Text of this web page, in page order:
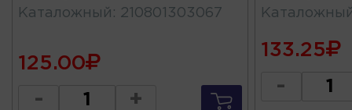
Каталожный : 210801303067
125.00
- +
133.25
-